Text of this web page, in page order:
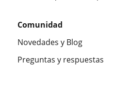
Comunidad
Novedades y Blog
Preguntas y respuestas